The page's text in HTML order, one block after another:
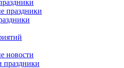
праздники
новости
праздники